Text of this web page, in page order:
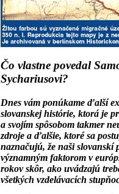
Čo vlastne povedal
Sychariusovi?
Dnes vám ponúkame ďalší
slovanskej histórie, ktorá je
a svojím spôsobom takmer
zdroje a ďalšie, ktoré sa
naznačujú, že naši slovanskí
významným faktorom v
rokov skôr, ako uvádzajú
všetkých vzdelávacích